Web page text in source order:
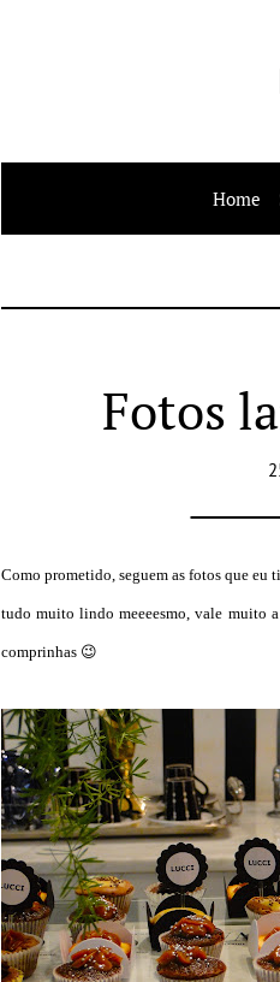
Home
Fotos
Como prometido, seguem as fotos que eu
tudo muito lindo meeeesmo, vale muito
comprinhas 😉